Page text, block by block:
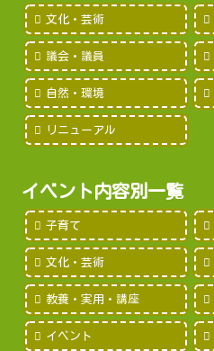
文化・芸術
議会・議員
自然・環境
リニューアル
イベント内容別一覧
子育て
文化・芸術
教養・実用・講座
イベント